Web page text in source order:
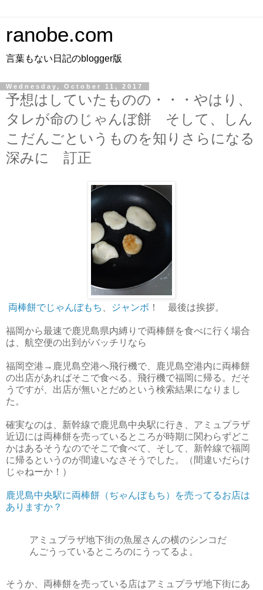
ranobe.com
言葉もない日記のblogger版
Wednesday, October 11, 2017
予想はしていたものの・・・やはり、
タレが命のじゃんぼ餅 そして、しん
こだんごというものを知りさらになる
深みに 訂正
両棒餅でじゃんぼもち ジャンボ ！ 最後は挨拶。
福岡から最速で鹿児島県内縛りで両棒餅を食べに行く場合
は、航空便の出到がバッチリなら
福岡空港→鹿児島空港へ飛行機で、鹿児島空港内に両棒餅
の出店があればそこで食べる。飛行機で福岡に帰る。だそ
うですが、出店が無いとだめという検索結果になりまし
た。
確実なのは、新幹線で鹿児島中央駅に行き、アミュプラザ
近辺には両棒餅を売っているところが時期に関わらずどこ
かはあるそうなのでそこで食べて、そして、新幹線で福岡
に帰るというのが間違いなさそうでした。（間違いだらけ
じゃねーか！）
鹿児島中央駅に両棒餅（ぢゃんぼもち）を売ってるお店は
ありますか？
アミュプラザ地下街の魚屋さんの横のシンコだ
んごうっているところのにうってるよ。
そうか、両棒餅を売っている店はアミュプラザ地下街にあ